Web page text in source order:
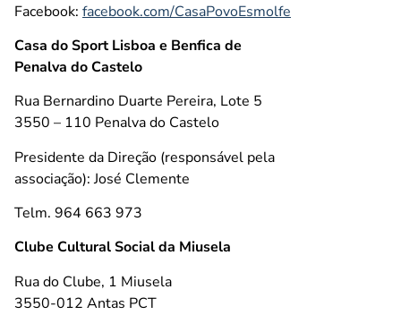
Facebook: facebook.com/CasaPovoEsmolfe
Casa do Sport Lisboa e Benfica de
Penalva do Castelo
Rua Bernardino Duarte Pereira, Lote 5
3550 – 110 Penalva do Castelo
Presidente da Direção (responsável pela
associação): José Clemente
Telm. 964 663 973
Clube Cultural Social da Miusela
Rua do Clube, 1 Miusela
3550-012 Antas PCT